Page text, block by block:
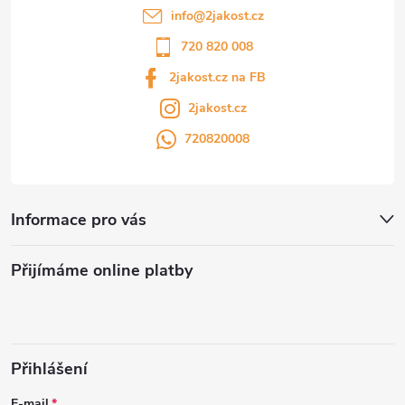
info@2jakost.cz
720 820 008
2jakost.cz na FB
2jakost.cz
720820008
Informace pro vás
Přijímáme online platby
Přihlášení